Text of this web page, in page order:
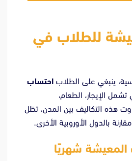
للطلاب في
ينبغي على الطلاب احتساب
تشمل الإيجار، الطعام،
هذه التكاليف بين المدن، تظل
مقارنة بالدول الأوروبية الأخرى.
شهريًا